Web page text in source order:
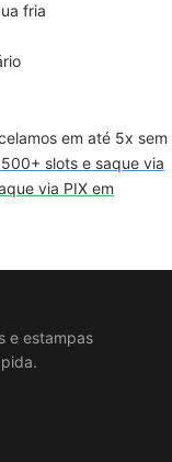
fria
em até 5x sem
slots e saque via
via PIX em
e estampas